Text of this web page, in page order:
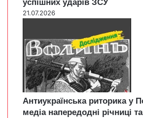
успішних ударів ЗСУ
21.07.2026
Антиукраїнська риторика у
медіа напередодні річниці